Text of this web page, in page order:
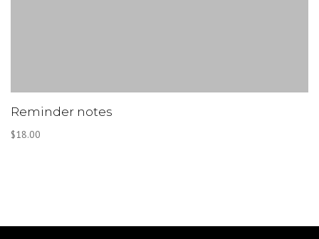
Reminder notes
$18.00